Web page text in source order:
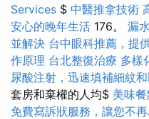
Services $ 中醫推拿技術
安心的晚年生活 176。 漏
並解決 台中眼科推薦，提
作原理 台北整復治療 多樣
尿酸注射，迅速填補細紋
套房和棄權的人均$ 美味
免費寫訴狀服務，讓您不